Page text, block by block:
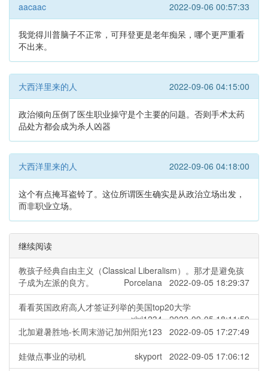
aacaac 2022-09-06 00:57:33
我觉得川普脑子不正常，可拜登更是老年痴呆，哪个更严重看
不出来。
大西洋里来的人 2022-09-06 04:15:00
政治倾向压倒了医生职业操守是个主要的问题。否则手术太药
品处方都会成为杀人凶器
大西洋里来的人 2022-09-06 04:18:00
这个有点掩耳盗铃了。这位所谓医生确实是从政治立场出发，
而非职业立场。
继续阅读
教孩子经典自由主义（Classical Liberalism）。那才是避免孩
子成为左派的良方。
Porcelana 2022-09-05 18:29:37
看看英国政府高人才签证列举的美国top20大学
xixi1234 2022-09-05 18:11:50
北加避暑胜地-长周末游记加州阳光123 2022-09-05 17:27:49
娃做点事业的动机 skyport 2022-09-05 17:06:12